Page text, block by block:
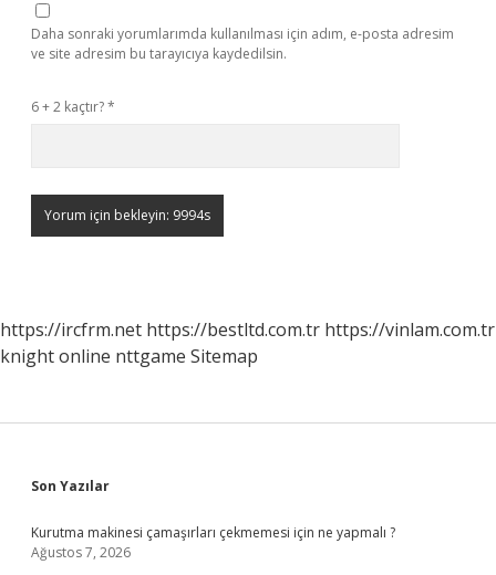
Daha sonraki yorumlarımda kullanılması için adım, e-posta adresim
ve site adresim bu tarayıcıya kaydedilsin.
6 + 2 kaçtır?*
https://ircfrm.net https://bestltd.com.tr https://vinlam.com.tr
knight online nttgame Sitemap
Sidebar
Son Yazılar
Kurutma makinesi çamaşırları çekmemesi için ne yapmalı ?
Ağustos 7, 2026